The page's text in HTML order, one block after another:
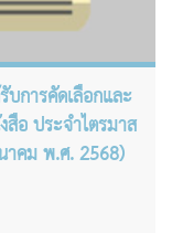
การคัดเลือกและ
อ ประจำไตรมาส
าคม พ.ศ. 2568)